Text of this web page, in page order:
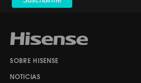
SOBRE HISENSE
NOTICIAS